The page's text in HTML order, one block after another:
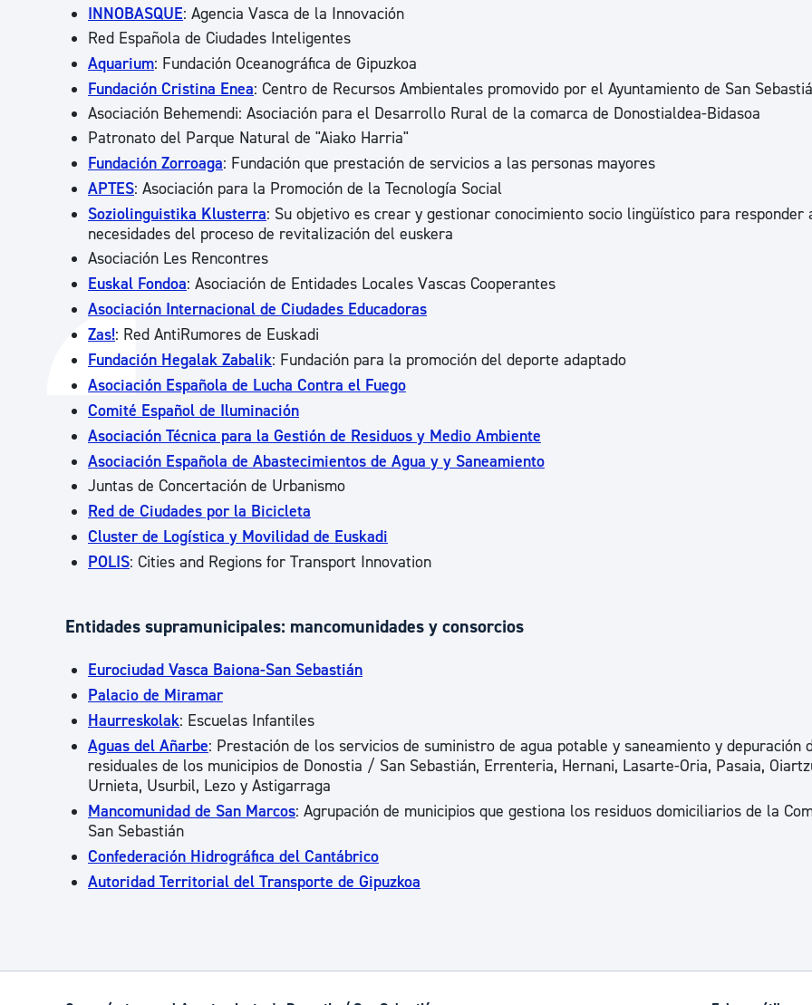
INNOBASQUE: Agencia Vasca de la Innovación
Red Española de Ciudades Inteligentes
Aquarium: Fundación Oceanográfica de Gipuzkoa
Fundación Cristina Enea: Centro de Recursos Ambientales promovido por el Ayuntamiento de San
Asociación Behemendi: Asociación para el Desarrollo Rural de la comarca de Donostialdea-Bidasoa
Patronato del Parque Natural de "Aiako Harria"
Fundación Zorroaga: Fundación que prestación de servicios a las personas mayores
APTES: Asociación para la Promoción de la Tecnología Social
Soziolinguistika Klusterra: Su objetivo es crear y gestionar conocimiento socio lingüístico para responder
necesidades del proceso de revitalización del euskera
Asociación Les Rencontres
Euskal Fondoa: Asociación de Entidades Locales Vascas Cooperantes
Asociación Internacional de Ciudades Educadoras
Zas!: Red AntiRumores de Euskadi
Fundación Hegalak Zabalik: Fundación para la promoción del deporte adaptado
Asociación Española de Lucha Contra el Fuego
Comité Español de Iluminación
Asociación Técnica para la Gestión de Residuos y Medio Ambiente
Asociación Española de Abastecimientos de Agua y y Saneamiento
Juntas de Concertación de Urbanismo
Red de Ciudades por la Bicicleta
Cluster de Logística y Movilidad de Euskadi
POLIS: Cities and Regions for Transport Innovation
Entidades supramunicipales: mancomunidades y consorcios
Eurociudad Vasca Baiona-San Sebastián
Palacio de Miramar
Haurreskolak: Escuelas Infantiles
Aguas del Añarbe: Prestación de los servicios de suministro de agua potable y saneamiento y depuración
residuales de los municipios de Donostia / San Sebastián, Errenteria, Hernani, Lasarte-Oria, Pasaia,
Urnieta, Usurbil, Lezo y Astigarraga
Mancomunidad de San Marcos: Agrupación de municipios que gestiona los residuos domiciliarios de la
San Sebastián
Confederación Hidrográfica del Cantábrico
Autoridad Territorial del Transporte de Gipuzkoa